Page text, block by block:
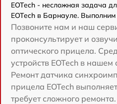
EOTech - несложная задача
EOTech в Барнауле.
Позвоните нам и наш
проконсультирует и
оптического прицела.
устройств EOTech в
Ремонт датчика
прицела EOTech
требует сложного